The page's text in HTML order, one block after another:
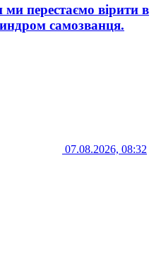
перестаємо вірити в
самозванця.
07.08.2026, 08:32